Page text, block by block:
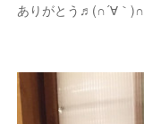
ありがとう♬(∩´∀｀)∩